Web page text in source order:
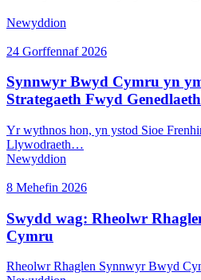
Newyddion
24 Gorffennaf 2026
Synnwyr Bwyd Cymru yn
Strategaeth Fwyd
Yr wythnos hon, yn ystod Sioe
Llywodraeth…
Newyddion
8 Mehefin 2026
Swydd wag: Rheolwr
Cymru
Rheolwr Rhaglen Synnwyr Bwyd